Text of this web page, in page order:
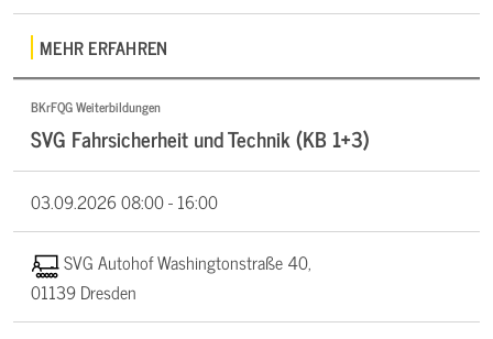
MEHR ERFAHREN
BKrFQG Weiterbildungen
SVG Fahrsicherheit und Technik (KB 1+3)
03.09.202608:00 - 16:00
SVG Autohof Washingtonstraße 40,
01139 Dresden